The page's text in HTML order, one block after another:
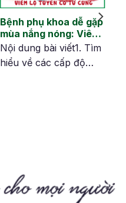
Bệnh phụ khoa dễ gặp
mùa nắng nóng: Viêm
lộ tuyến cổ tử cung
Nội dung bài viết1. Tìm
hiểu về các cấp độ
hè nắng nóng không
chỉ ảnh hưởng đến làn